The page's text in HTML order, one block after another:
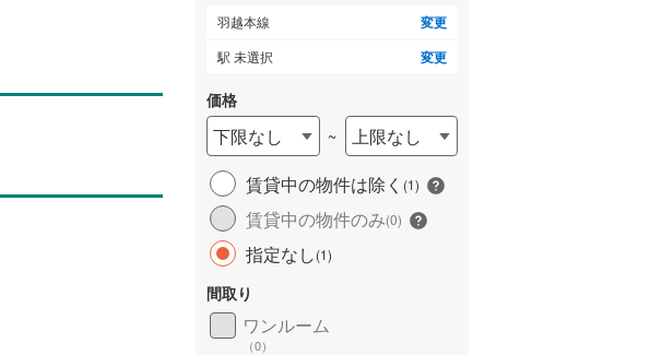
羽越本線 変更
駅 未選択 変更
価格
下限なし ~
上限なし
賃貸中の物件は除く (1)
賃貸中の物件のみ(0)
指定なし(1)
間取り
ワンルーム
（0）
長期優良住宅（0）